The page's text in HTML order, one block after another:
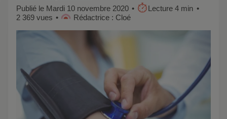
Publié le Mardi 10 novembre 2020
Lecture 4 min
2 369 vues
Rédactrice : Cloé